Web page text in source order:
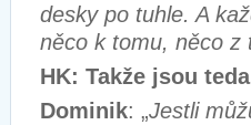
desky po tuhle. A
něco k tomu, něco z
HK: Takže jsou
Dominik: „Jestli